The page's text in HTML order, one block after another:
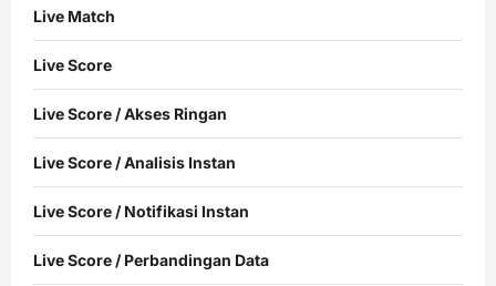
Live Match
Live Score
Live Score / Akses Ringan
Live Score / Analisis Instan
Live Score / Notifikasi Instan
Live Score / Perbandingan Data